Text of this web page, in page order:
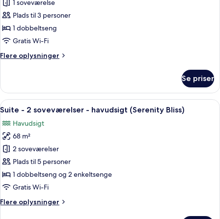
Suite
-
1
soveværelse
havudsigt
Jacuzzi)
1 soveværelse
Plads til 3 personer
1 dobbeltseng
Gratis Wi-Fi
Flere oplysninger
Flere
-
soveværelse
havudsigt
(Divinity
Mar,
Jacuzzi)
Se priser
Indlæs
alle
billeder
af
Suite
-
2
soveværelser
havudsigt
En moderne stue med sofa,
17
Suite - 2 soveværelser - havudsigt (Serenity Bliss)
Havudsigt
68 m²
2 soveværelser
Plads til 5 personer
1 dobbeltseng og 2 enkeltsenge
Gratis Wi-Fi
Flere oplysninger
Flere